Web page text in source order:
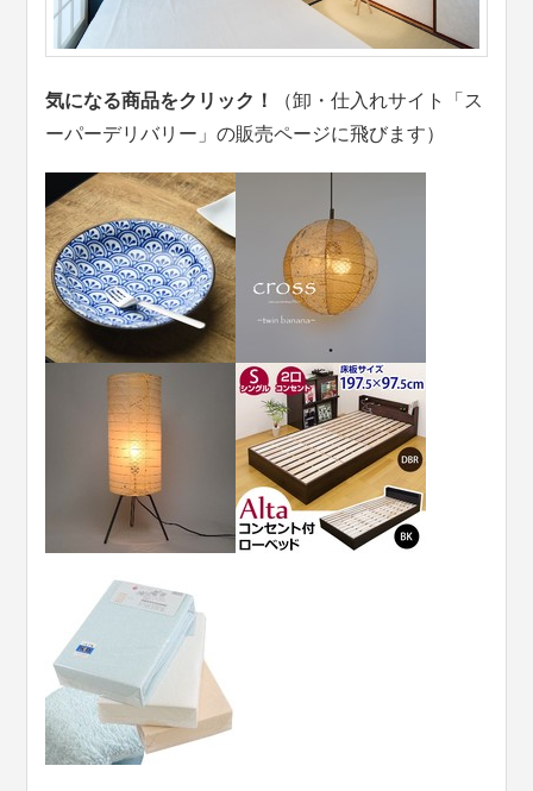
気になる商品をクリック！
（卸・仕入れサイト「ス
ーパーデリバリー」の販売ページに飛びます）